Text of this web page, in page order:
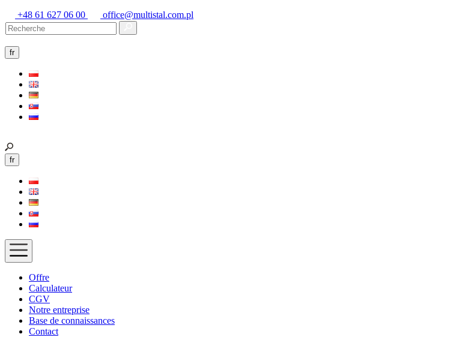
+48 61 627 06 00 office@multistal.com.pl
fr
fr
Offre
Calculateur
CGV
Notre entreprise
Base de connaissances
Contact